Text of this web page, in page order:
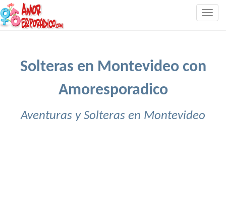
Solteras en Montevideo con
Amoresporadico
Aventuras y Solteras en Montevideo